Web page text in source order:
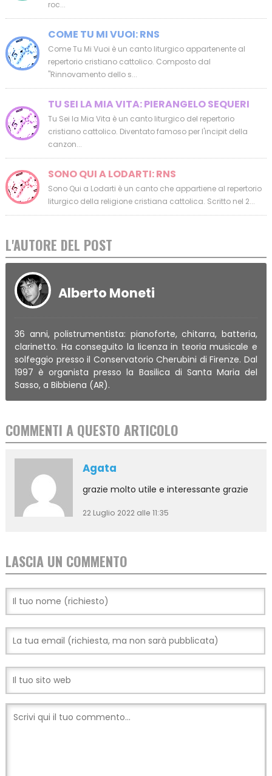
roc...
COME TU MI VUOI: RNS
Come Tu Mi Vuoi è un canto liturgico appartenente al
repertorio cristiano cattolico. Composto dal
"Rinnovamento dello s...
TU SEI LA MIA VITA: PIERANGELO SEQUERI
Tu Sei la Mia Vita è un canto liturgico del repertorio
cristiano cattolico. Diventato famoso per l'incipit della
canzon...
SONO QUI A LODARTI: RNS
Sono Qui a Lodarti è un canto che appartiene al repertorio
liturgico della religione cristiana cattolica. Scritto nel 2...
L'AUTORE DEL POST
Alberto Moneti
36 anni, polistrumentista: pianoforte, chitarra, batteria,
clarinetto. Ha conseguito la licenza in teoria musicale e
solfeggio presso il Conservatorio Cherubini di Firenze. Dal
1997 è organista presso la Basilica di Santa Maria del
Sasso, a Bibbiena (AR).
COMMENTI A QUESTO ARTICOLO
Agata
grazie molto utile e interessante grazie
22 Luglio 2022 alle 11:35
LASCIA UN COMMENTO